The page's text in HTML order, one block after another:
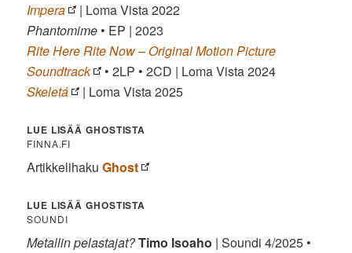
Impera
| Loma Vista 2022
Phantomime • EP | 2023
Rite Here Rite Now – Original Motion Picture
Soundtrack
• 2LP • 2CD | Loma Vista 2024
Skeletá
| Loma Vista 2025
LUE LISÄÄ GHOSTISTA
FINNA.FI
ArtikkelihakuGhost
LUE LISÄÄ GHOSTISTA
SOUNDI
Metallin pelastajat?Timo Isoaho | Soundi 4/2025 •